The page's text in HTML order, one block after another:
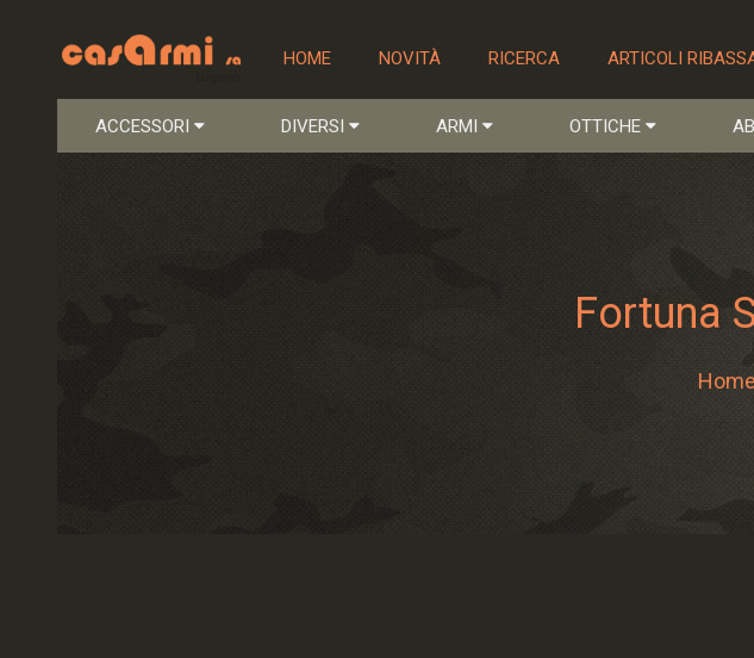
HOME NOVITÀ RICERCA ARTICOLI
ACCESSORI DIVERSI ARMI OTTICHE
Fortuna
Home